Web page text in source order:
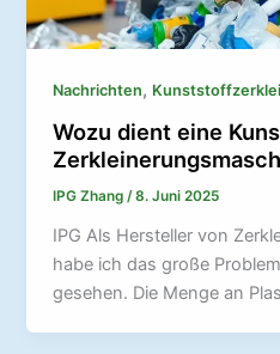
Nachrichten,
Wozu dient eine
IPG Zhang /8. Juni 2025
IPG Als Hersteller von
habe ich das große
gesehen. Die Menge an